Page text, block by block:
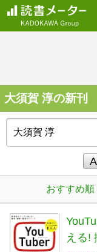
大須賀 淳の新刊
おすすめ順
える!